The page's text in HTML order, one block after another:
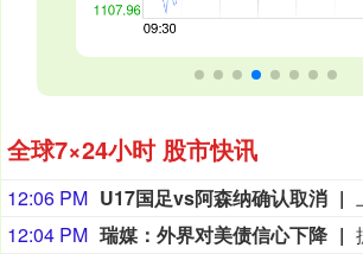
全球7×24小时 股市快讯
12:06 PM U17国足vs阿森纳确认取消
12:04 PM 瑞媒：外界对美债信心下降